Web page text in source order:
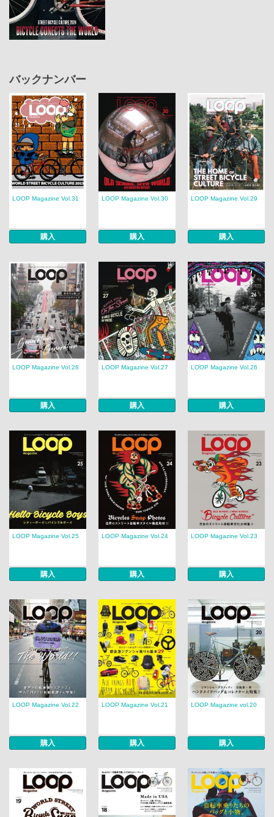
バックナンバー
LOOP Magazine Vol.31
購入
LOOP Magazine Vol.30
購入
LOOP Magazine Vol.29
購入
LOOP Magazine Vol.28
購入
LOOP Magazine Vol.27
購入
LOOP Magazine Vol.26
購入
LOOP Magazine Vol.25
購入
LOOP Magazine Vol.24
購入
LOOP Magazine Vol.23
購入
LOOP Magazine Vol.22
購入
LOOP Magazine Vol.21
購入
LOOP Magazine vol.20
購入